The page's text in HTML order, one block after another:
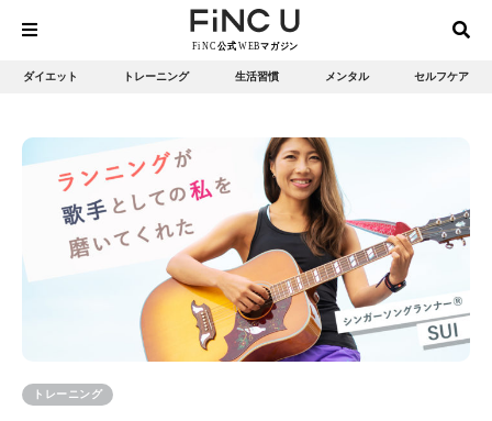
ダイエット トレーニング 生活習慣 メンタル セルフケア
トレーニング